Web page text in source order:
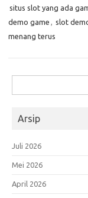
situs slot yang ada
demo game , slot
menang terus
untuk:
Arsip
Juli 2026
Mei 2026
April 2026